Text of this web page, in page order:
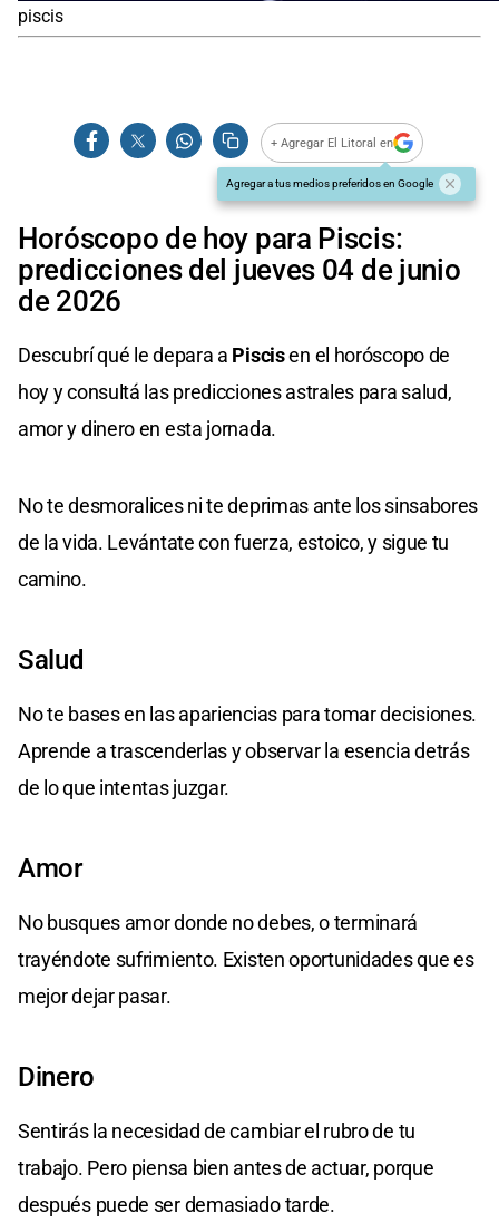
piscis
+ Agregar El Litoral en
Agregar a tus medios preferidos en Google
Horóscopo de hoy para Piscis:
predicciones del jueves 04 de junio
de 2026
Descubrí qué le depara a Piscisen el horóscopo de
hoy y consultá las predicciones astrales para salud,
amor y dinero en esta jornada.
No te desmoralices ni te deprimas ante los sinsabores
de la vida. Levántate con fuerza, estoico, y sigue tu
camino.
Salud
No te bases en las apariencias para tomar decisiones.
Aprende a trascenderlas y observar la esencia detrás
de lo que intentas juzgar.
Amor
No busques amor donde no debes, o terminará
trayéndote sufrimiento. Existen oportunidades que es
mejor dejar pasar.
Dinero
Sentirás la necesidad de cambiar el rubro de tu
trabajo. Pero piensa bien antes de actuar, porque
después puede ser demasiado tarde.